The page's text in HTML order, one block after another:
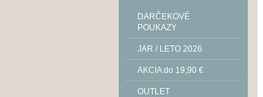
DARČEKOVÉ
POUKAZY
JAR / LETO 2026
AKCIA do 19,90 €
OUTLET